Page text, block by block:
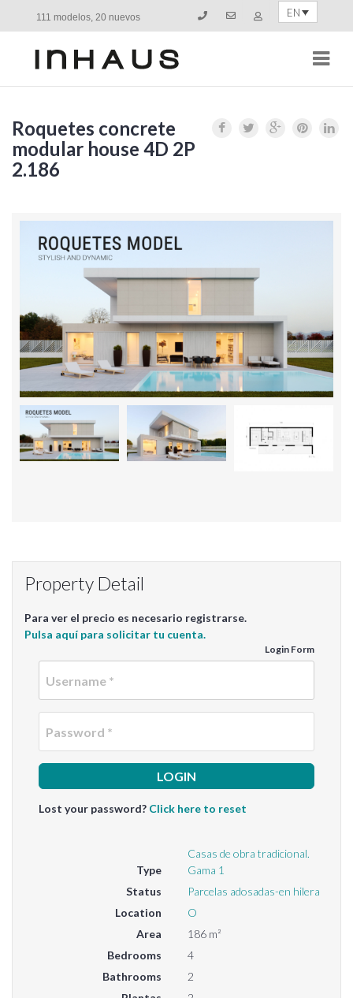
111 modelos, 20 nuevos EN
Roquetes concrete
modular house 4D 2P
2.186
Property Detail
Para ver el precio es necesario registrarse.
Pulsa aquí para solicitar tu cuenta.
Login Form
Lost your password? Click here to reset
Type
Casas de obra tradicional.
Gama 1
Status
Parcelas adosadas-en hilera
Location
O
Area
186 m²
Bedrooms
4
Bathrooms
2